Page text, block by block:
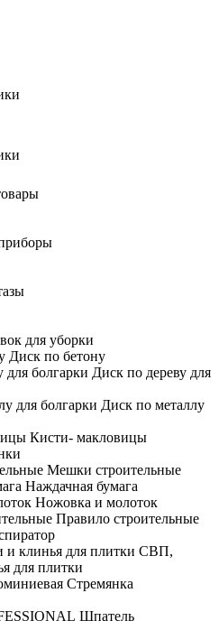
для уборки
Диск по бетону
Диск по дереву для
Диск по металлу
Кисти- макловицы
Мешки строительные
Наждачная бумага
Ножовка и молоток
Правило строительные
СВП,
для плитки
Стремянка
Шпатель